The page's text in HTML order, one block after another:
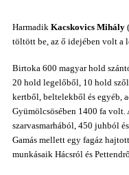
Harmadik Kacskovics Mihály
töltött be, az ő idejében volt a
Birtoka 600 magyar hold
20 hold legelőből, 10 hold
kertből, beltelekből és egyéb,
Gyümölcsösében 1400 fa
szarvasmarhából, 450 juhból
Gamás mellett egy fagáz
munkásaik Hácsról és